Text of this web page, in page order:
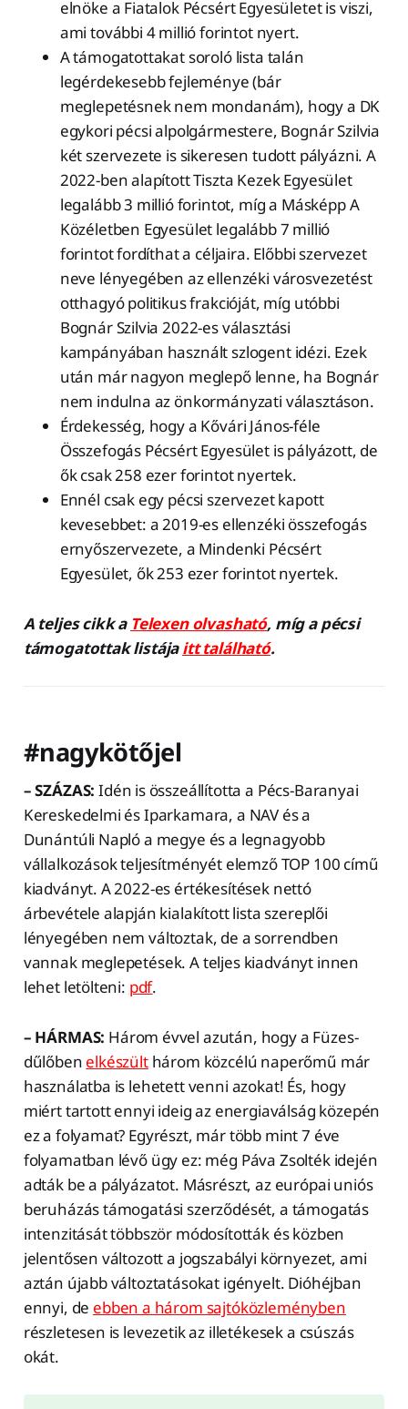
elnöke a Fiatalok Pécsért Egyesületet is viszi,
ami további 4 millió forintot nyert.
A támogatottakat soroló lista talán
legérdekesebb fejleménye (bár
meglepetésnek nem mondanám), hogy a DK
egykori pécsi alpolgármestere, Bognár Szilvia
két szervezete is sikeresen tudott pályázni. A
2022-ben alapított Tiszta Kezek Egyesület
legalább 3 millió forintot, míg a Másképp A
Közéletben Egyesület legalább 7 millió
forintot fordíthat a céljaira. Előbbi szervezet
neve lényegében az ellenzéki városvezetést
otthagyó politikus frakcióját, míg utóbbi
Bognár Szilvia 2022-es választási
kampányában használt szlogent idézi. Ezek
után már nagyon meglepő lenne, ha Bognár
nem indulna az önkormányzati választáson.
Érdekesség, hogy a Kővári János-féle
Összefogás Pécsért Egyesület is pályázott, de
ők csak 258 ezer forintot nyertek.
Ennél csak egy pécsi szervezet kapott
kevesebbet: a 2019-es ellenzéki összefogás
ernyőszervezete, a Mindenki Pécsért
Egyesület, ők 253 ezer forintot nyertek.
A teljes cikk a Telexen olvasható, míg a pécsi
támogatottak listájaitt található.
#nagykötőjel
– SZÁZAS: Idén is összeállította a Pécs-Baranyai
Kereskedelmi és Iparkamara, a NAV és a
Dunántúli Napló a megye és a legnagyobb
vállalkozások teljesítményét elemző TOP 100 című
kiadványt. A 2022-es értékesítések nettó
árbevétele alapján kialakított lista szereplői
lényegében nem változtak, de a sorrendben
vannak meglepetések. A teljes kiadványt innen
lehet letölteni: pdf.
– HÁRMAS: Három évvel azután, hogy a Füzes-
dűlőben elkészülthárom közcélú naperőmű már
használatba is lehetett venni azokat! És, hogy
miért tartott ennyi ideig az energiaválság közepén
ez a folyamat? Egyrészt, már több mint 7 éve
folyamatban lévő ügy ez: még Páva Zsolték idején
adták be a pályázatot. Másrészt, az európai uniós
beruházás támogatási szerződését, a támogatás
intenzitását többször módosították és közben
jelentősen változott a jogszabályi környezet, ami
aztán újabb változtatásokat igényelt. Dióhéjban
ennyi, de ebben a három sajtóközleményben
részletesen is levezetik az illetékesek a csúszás
okát.